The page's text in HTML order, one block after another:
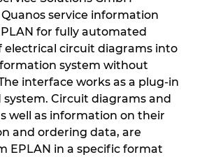
service information
for fully automated
electrical circuit diagrams into
system without
interface works as a plug-in
system. Circuit diagrams and
well as information on their
and ordering data, are
EPLAN in a specific format